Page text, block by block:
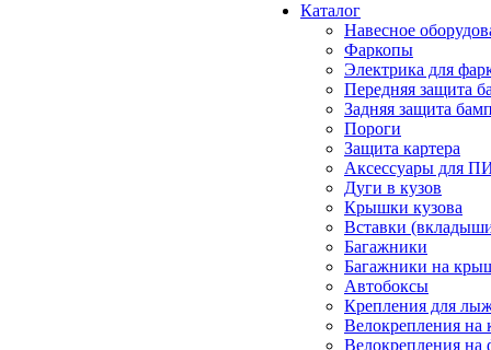
Каталог
Навесное
Фаркопы
Электрика для
Передняя защита
Задняя защита
Пороги
Защита картера
Аксессуары для
Дуги в кузов
Крышки кузова
Вставки
Багажники
Багажники на
Автобоксы
Крепления для
Велокрепления
Велокрепления на